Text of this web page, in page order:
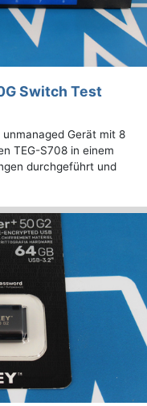
Switch Test
Gerät mit 8
TEG-S708 in einem
durchgeführt und